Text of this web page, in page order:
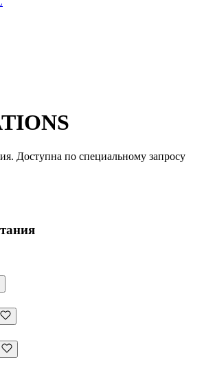
Доступна по специальному запросу